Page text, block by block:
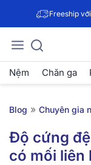
Freeship
Nệm Chăn ga
Blog » Chuyên gia
Độ cứng
có mối liên